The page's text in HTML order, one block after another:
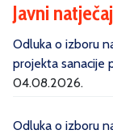
Javni
Odluka o izboru
projekta sanacije
04.08.2026.
Odluka o izboru